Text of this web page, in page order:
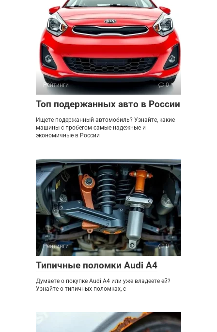
Рейтинги 0
Топ подержанных авто в России
Ищете подержанный автомобиль? Узнайте, какие
машины с пробегом самые надежные и
экономичные в России
Рейтинги 0
Типичные поломки Audi A4
Думаете о покупке Audi A4 или уже владеете ей?
Узнайте о типичных поломках, с